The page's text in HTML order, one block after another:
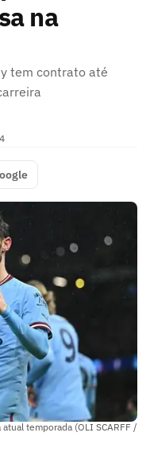
na
tem contrato até
temporada (OLI SCARFF /